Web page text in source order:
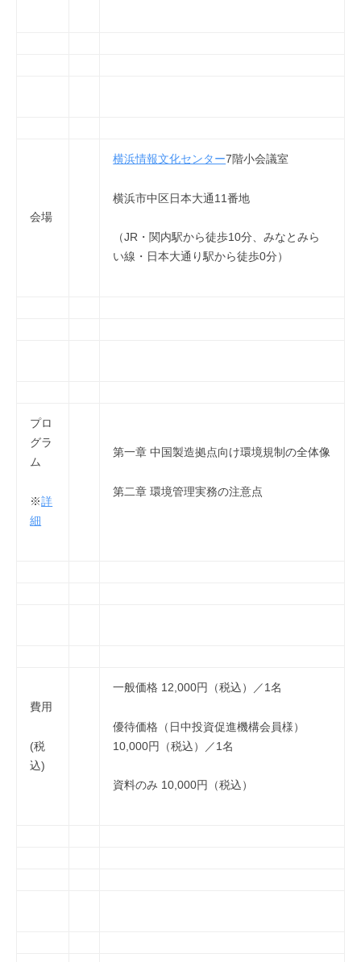
会場
横浜情報文化センター7階小会議室
横浜市中区日本大通11番地
（JR・関内駅から徒歩10分、みなとみら
い線・日本大通り駅から徒歩0分）
プロ
グラ
ム
※詳
細
第一章 中国製造拠点向け環境規制の全体像
第二章 環境管理実務の注意点
費用
(税
込)
一般価格 12,000円（税込）／1名
優待価格（日中投資促進機構会員様）
10,000円（税込）／1名
資料のみ 10,000円（税込）